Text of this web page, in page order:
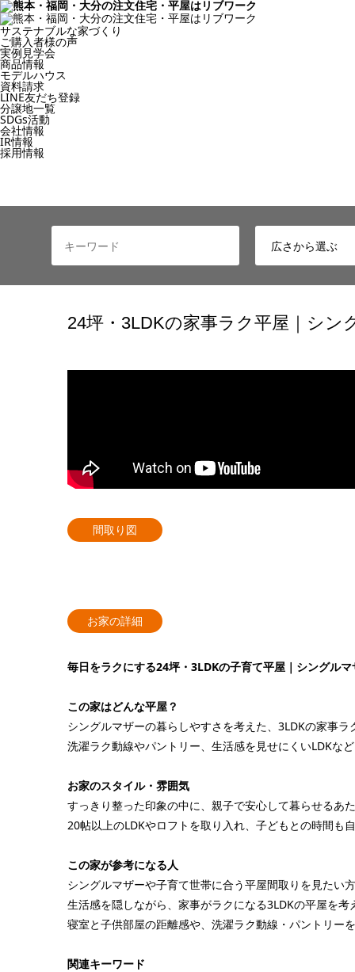
サステナブルな家づくり
ご購入者様の声
実例見学会
商品情報
モデルハウス
資料請求
LINE友だち登録
分譲地一覧
SDGs活動
会社情報
IR情報
採用情報
24坪・3LDKの家事ラク平屋｜シン
間取り図
お家の詳細
毎日をラクにする24坪・3LDKの子育て平屋｜シングル
この家はどんな平屋？
シングルマザーの暮らしやすさを考えた、3LDKの家事ラ
洗濯ラク動線やパントリー、生活感を見せにくいLDKな
お家のスタイル・雰囲気
すっきり整った印象の中に、親子で安心して暮らせるあ
20帖以上のLDKやロフトを取り入れ、子どもとの時間も
この家が参考になる人
シングルマザーや子育て世帯に合う平屋間取りを見たい
生活感を隠しながら、家事がラクになる3LDKの平屋を考
寝室と子供部屋の距離感や、洗濯ラク動線・パントリー
関連キーワード